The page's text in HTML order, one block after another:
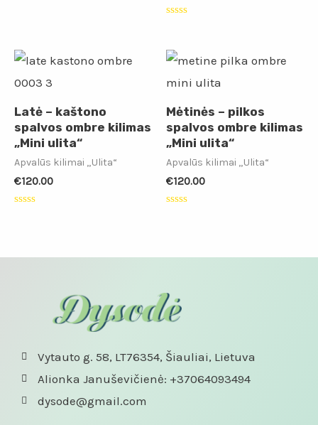
5
Latė – kaštono
spalvos ombre kilimas
„Mini ulita“
Apvalūs kilimai „Ulita“
€120.00
Mėtinės – pilkos
spalvos ombre kilimas
„Mini ulita“
Apvalūs kilimai „Ulita“
€120.00
Vytauto g. 58, LT76354, Šiauliai, Lietuva
Alionka Januševičienė: +37064093494
dysode@gmail.com